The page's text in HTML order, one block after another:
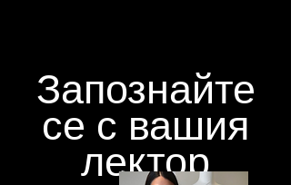
Запознайте
се с вашия
лектор